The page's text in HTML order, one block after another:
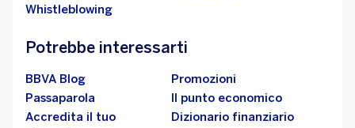
Whistleblowing
Potrebbe interessarti
BBVA Blog
Promozioni
Passaparola
Il punto economico
Accredita il tuo
Dizionario finanziario